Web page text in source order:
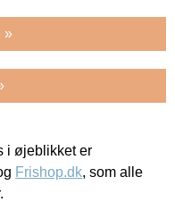
»
i øjeblikket er
Frishop.dk, som alle